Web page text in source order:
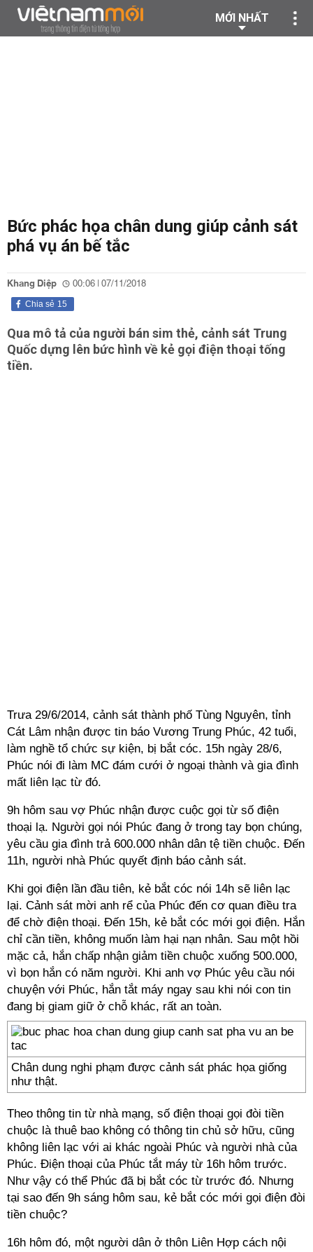
MỚI NHẤT
Bức phác họa chân dung giúp cảnh sát
phá vụ án bế tắc
Khang Diệp 00:06 | 07/11/2018
15
Chia sẻ
Qua mô tả của người bán sim thẻ, cảnh sát Trung
Quốc dựng lên bức hình về kẻ gọi điện thoại tống
tiền.
Trưa 29/6/2014, cảnh sát thành phố Tùng Nguyên, tỉnh
Cát Lâm nhận được tin báo Vương Trung Phúc, 42 tuổi,
làm nghề tổ chức sự kiện, bị bắt cóc. 15h ngày 28/6,
Phúc nói đi làm MC đám cưới ở ngoại thành và gia đình
mất liên lạc từ đó.
9h hôm sau vợ Phúc nhận được cuộc gọi từ số điện
thoại lạ. Người gọi nói Phúc đang ở trong tay bọn chúng,
yêu cầu gia đình trả 600.000 nhân dân tệ tiền chuộc. Đến
11h, người nhà Phúc quyết định báo cảnh sát.
Khi gọi điện lần đầu tiên, kẻ bắt cóc nói 14h sẽ liên lạc
lại. Cảnh sát mời anh rể của Phúc đến cơ quan điều tra
để chờ điện thoại. Đến 15h, kẻ bắt cóc mới gọi điện. Hắn
chỉ cần tiền, không muốn làm hại nạn nhân. Sau một hồi
mặc cả, hắn chấp nhận giảm tiền chuộc xuống 500.000,
vì bọn hắn có năm người. Khi anh vợ Phúc yêu cầu nói
chuyện với Phúc, hắn tắt máy ngay sau khi nói con tin
đang bị giam giữ ở chỗ khác, rất an toàn.
Chân dung nghi phạm được cảnh sát phác họa giống
như thật.
Theo thông tin từ nhà mạng, số điện thoại gọi đòi tiền
chuộc là thuê bao không có thông tin chủ sở hữu, cũng
không liên lạc với ai khác ngoài Phúc và người nhà của
Phúc. Điện thoại của Phúc tắt máy từ 16h hôm trước.
Như vậy có thể Phúc đã bị bắt cóc từ trước đó. Nhưng
tại sao đến 9h sáng hôm sau, kẻ bắt cóc mới gọi điện đòi
tiền chuộc?
16h hôm đó, một người dân ở thôn Liên Hợp cách nội